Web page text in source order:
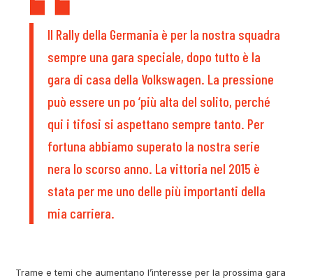
Il Rally della Germania è per la nostra squadra
sempre una gara speciale, dopo tutto è la
gara di casa della Volkswagen. La pressione
può essere un po ‘più alta del solito, perché
qui i tifosi si aspettano sempre tanto. Per
fortuna abbiamo superato la nostra serie
nera lo scorso anno. La vittoria nel 2015 è
stata per me uno delle più importanti della
mia carriera.
Trame e temi che aumentano l’interesse per la prossima gara